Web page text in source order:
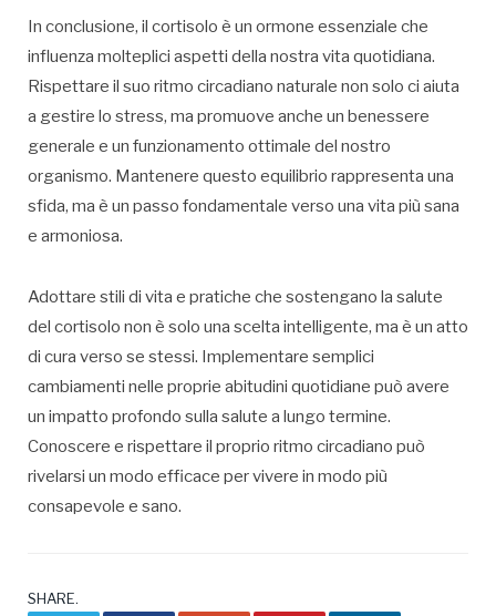
In conclusione, il cortisolo è un ormone essenziale che
influenza molteplici aspetti della nostra vita quotidiana.
Rispettare il suo ritmo circadiano naturale non solo ci aiuta
a gestire lo stress, ma promuove anche un benessere
generale e un funzionamento ottimale del nostro
organismo. Mantenere questo equilibrio rappresenta una
sfida, ma è un passo fondamentale verso una vita più sana
e armoniosa.
Adottare stili di vita e pratiche che sostengano la salute
del cortisolo non è solo una scelta intelligente, ma è un atto
di cura verso se stessi. Implementare semplici
cambiamenti nelle proprie abitudini quotidiane può avere
un impatto profondo sulla salute a lungo termine.
Conoscere e rispettare il proprio ritmo circadiano può
rivelarsi un modo efficace per vivere in modo più
consapevole e sano.
SHARE.